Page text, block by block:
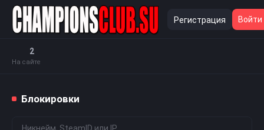
Регистрация Войти
2
На сайте
Блокировки